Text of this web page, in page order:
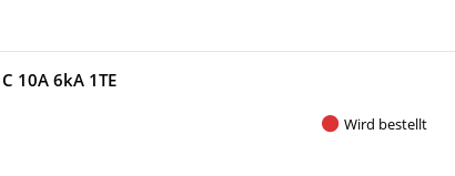
10A 6kA 1TE
Wird bestellt